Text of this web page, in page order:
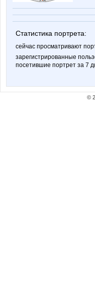
Статистика портрета:
сейчас просматривают
зарегистрированные
посетившие портрет за 7
©